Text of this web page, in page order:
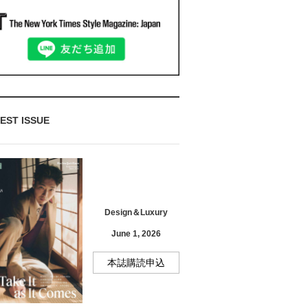
ISSUE
Design＆Luxury
June 1, 2026
本誌購読申込